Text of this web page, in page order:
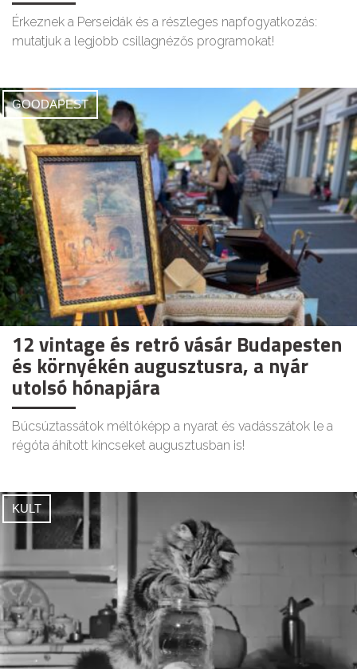
Érkeznek a Perseidák és a részleges napfogyatkozás:
mutatjuk a legjobb csillagnézős programokat!
GOODAPEST
12 vintage és retró vásár Budapesten
és környékén augusztusra, a nyár
utolsó hónapjára
Búcsúztassátok méltóképp a nyarat és vadásszátok le a
régóta áhított kincseket augusztusban is!
KULT